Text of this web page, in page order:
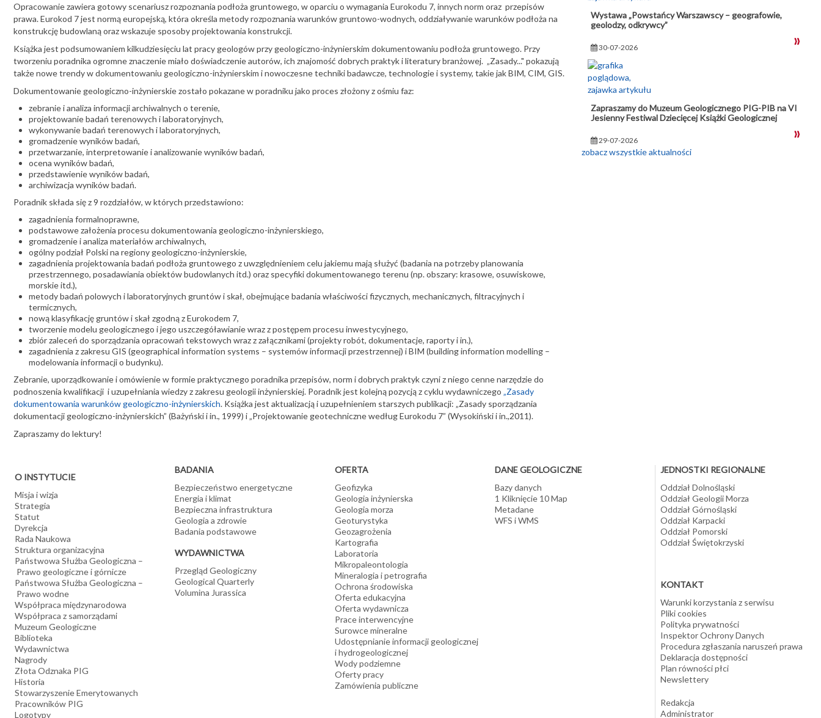
Opracowanie zawiera gotowy scenariusz rozpoznania podłoża gruntowego, w oparciu o wymagania Eurokodu 7, innych norm oraz przepisów
prawa. Eurokod 7 jest normą europejską, która określa metody rozpoznania warunków gruntowo-wodnych, oddziaływanie warunków podłoża na
konstrukcję budowlaną oraz wskazuje sposoby projektowania konstrukcji.
Książka jest podsumowaniem kilkudziesięciu lat pracy geologów przy geologiczno-inżynierskim dokumentowaniu podłoża gruntowego. Przy
tworzeniu poradnika ogromne znaczenie miało doświadczenie autorów, ich znajomość dobrych praktyk i literatury branżowej. „Zasady..." pokazują
także nowe trendy w dokumentowaniu geologiczno-inżynierskim i nowoczesne techniki badawcze, technologie i systemy, takie jak BIM, CIM, GIS.
Dokumentowanie geologiczno-inżynierskie zostało pokazane w poradniku jako proces złożony z ośmiu faz:
zebranie i analiza informacji archiwalnych o terenie,
projektowanie badań terenowych i laboratoryjnych,
wykonywanie badań terenowych i laboratoryjnych,
gromadzenie wyników badań,
przetwarzanie, interpretowanie i analizowanie wyników badań,
ocena wyników badań,
przedstawienie wyników badań,
archiwizacja wyników badań.
Poradnik składa się z 9 rozdziałów, w których przedstawiono:
zagadnienia formalnoprawne,
podstawowe założenia procesu dokumentowania geologiczno-inżynierskiego,
gromadzenie i analiza materiałów archiwalnych,
ogólny podział Polski na regiony geologiczno-inżynierskie,
zagadnienia projektowania badań podłoża gruntowego z uwzględnieniem celu jakiemu mają służyć (badania na potrzeby planowania
przestrzennego, posadawiania obiektów budowlanych itd.) oraz specyfiki dokumentowanego terenu (np. obszary: krasowe, osuwiskowe,
morskie itd.),
metody badań polowych i laboratoryjnych gruntów i skał, obejmujące badania właściwości fizycznych, mechanicznych, filtracyjnych i
termicznych,
nową klasyfikację gruntów i skał zgodną z Eurokodem 7,
tworzenie modelu geologicznego i jego uszczegóławianie wraz z postępem procesu inwestycyjnego,
zbiór zaleceń do sporządzania opracowań tekstowych wraz z załącznikami (projekty robót, dokumentacje, raporty i in.),
zagadnienia z zakresu GIS (geographical information systems – systemów informacji przestrzennej) i BIM (building information modelling –
modelowania informacji o budynku).
Zebranie, uporządkowanie i omówienie w formie praktycznego poradnika przepisów, norm i dobrych praktyk czyni z niego cenne narzędzie do
podnoszenia kwalifikacji i uzupełniania wiedzy z zakresu geologii inżynierskiej. Poradnik jest kolejną pozycją z cyklu wydawniczego „Zasady
dokumentowania warunków geologiczno-inżynierskich. Książka jest aktualizacją i uzupełnieniem starszych publikacji: „Zasady sporządzania
dokumentacji geologiczno-inżynierskich” (Bażyński i in., 1999) i „Projektowanie geotechniczne według Eurokodu 7” (Wysokiński i in.,2011).
Zapraszamy do lektury!
Wystawa „Powstańcy Warszawscy – geografowie,
geolodzy, odkrywcy”
30-07-2026
Zapraszamy do Muzeum Geologicznego PIG-PIB na VI
Jesienny Festiwal Dziecięcej Książki Geologicznej
29-07-2026
zobacz wszystkie aktualności
O INSTYTUCIE
Misja i wizja
Strategia
Statut
Dyrekcja
Rada Naukowa
Struktura organizacyjna
Państwowa Służba Geologiczna –
Prawo geologiczne i górnicze
Państwowa Służba Geologiczna –
Prawo wodne
Współpraca międzynarodowa
Współpraca z samorządami
Muzeum Geologiczne
Biblioteka
Wydawnictwa
Nagrody
Złota Odznaka PIG
Historia
Stowarzyszenie Emerytowanych
Pracowników PIG
Logotypy
BADANIA
Bezpieczeństwo energetyczne
Energia i klimat
Bezpieczna infrastruktura
Geologia a zdrowie
Badania podstawowe
WYDAWNICTWA
Przegląd Geologiczny
Geological Quarterly
Volumina Jurassica
OFERTA
Geofizyka
Geologia inżynierska
Geologia morza
Geoturystyka
Geozagrożenia
Kartografia
Laboratoria
Mikropaleontologia
Mineralogia i petrografia
Ochrona środowiska
Oferta edukacyjna
Oferta wydawnicza
Prace interwencyjne
Surowce mineralne
Udostępnianie informacji geologicznej
i hydrogeologicznej
Wody podziemne
Oferty pracy
Zamówienia publiczne
DANE GEOLOGICZNE
Bazy danych
1 Kliknięcie 10 Map
Metadane
WFS i WMS
JEDNOSTKI REGIONALNE
Oddział Dolnośląski
Oddział Geologii Morza
Oddział Górnośląski
Oddział Karpacki
Oddział Pomorski
Oddział Świętokrzyski
KONTAKT
Warunki korzystania z serwisu
Pliki cookies
Polityka prywatności
Inspektor Ochrony Danych
Procedura zgłaszania naruszeń prawa
Deklaracja dostępności
Plan równości płci
Newslettery
Redakcja
Administrator